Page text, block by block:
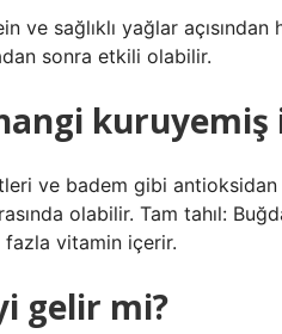
ve sağlıklı yağlar
sonra etkili olabilir.
kuruyemiş
ve badem gibi
olabilir. Tam tahıl:
fazla vitamin içerir.
gelir mi?